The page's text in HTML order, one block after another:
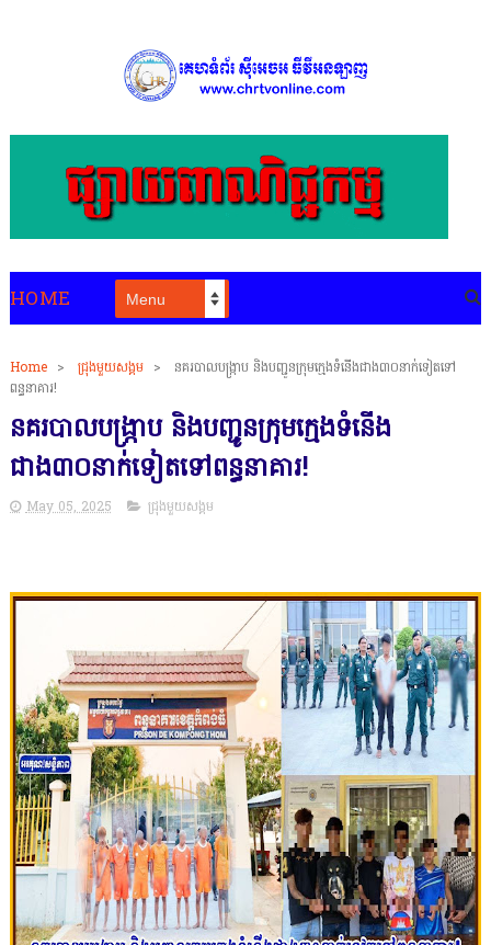
HOME
Home > ជ្រុងមួយសង្គម >
នគរបាលបង្ក្រាប និងបញ្ជូនក្រុមក្មេងទំនើងជាង៣០នាក់ទៀតទៅ
ពន្ធនាគារ!
នគរបាលបង្ក្រាប និងបញ្ជូនក្រុមក្មេងទំនើង
ជាង៣០នាក់ទៀតទៅពន្ធនាគារ!
May 05, 2025 ជ្រុងមួយសង្គម